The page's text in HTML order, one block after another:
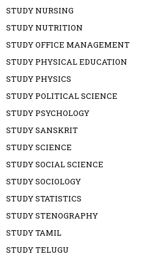
STUDY NURSING
STUDY NUTRITION
STUDY OFFICE MANAGEMENT
STUDY PHYSICAL EDUCATION
STUDY PHYSICS
STUDY POLITICAL SCIENCE
STUDY PSYCHOLOGY
STUDY SANSKRIT
STUDY SCIENCE
STUDY SOCIAL SCIENCE
STUDY SOCIOLOGY
STUDY STATISTICS
STUDY STENOGRAPHY
STUDY TAMIL
STUDY TELUGU